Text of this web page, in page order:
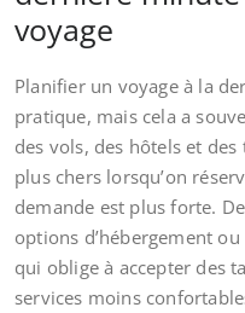
voyage
Planifier un voyage à la
pratique, mais cela a
des vols, des hôtels et
plus chers lorsqu’on
demande est plus forte.
options d’hébergement
qui oblige à accepter des
services moins